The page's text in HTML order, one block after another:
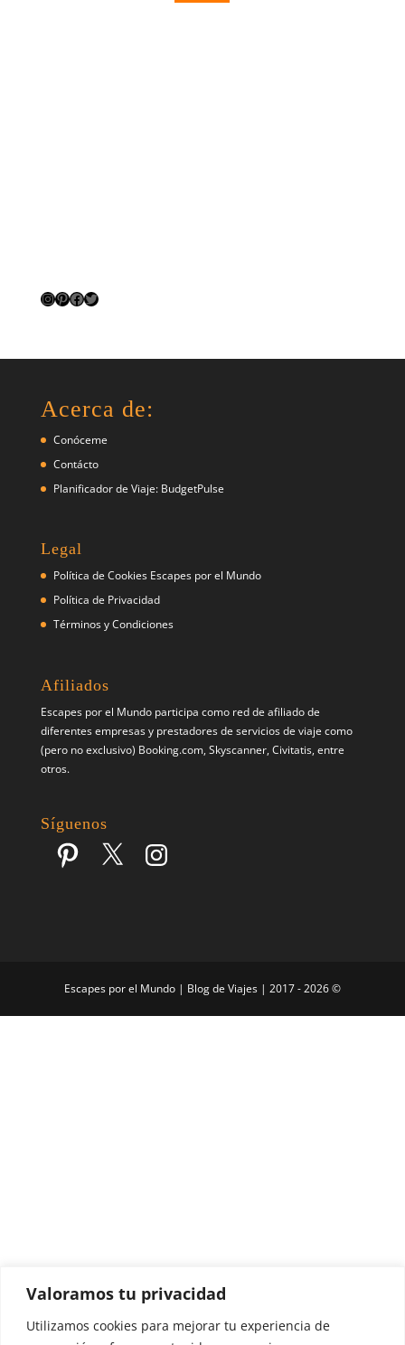
Valoramos tu privacidad
Utilizamos cookies para mejorar tu experiencia de
Instagram
Pinterest
Facebook
Twitter
Acerca de:
Conóceme
Contácto
Planificador de Viaje: BudgetPulse
Legal
Política de Cookies Escapes por el Mundo
Política de Privacidad
Términos y Condiciones
Afiliados
Escapes por el Mundo participa como red de afiliado de
diferentes empresas y prestadores de servicios de viaje como
(pero no exclusivo) Booking.com, Skyscanner, Civitatis, entre
otros.
Síguenos
Pinterest X Instagram
Escapes por el Mundo | Blog de Viajes | 2017 - 2026 ©